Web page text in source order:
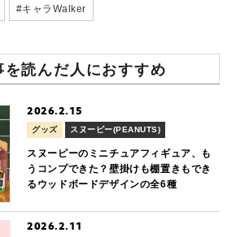
#キャラWalker
を読んだ人におすすめ
2026.2.15
グッズ スヌーピー(PEANUTS)
スヌーピーのミニチュアフィギュア、も
うコンプできた？壁掛けも棚置きもでき
るウッドボードデザインの全6種
2026.2.11